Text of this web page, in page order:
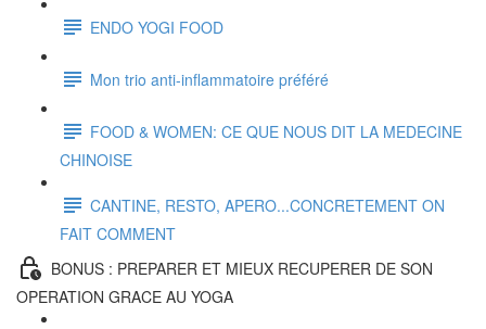
ENDO YOGI FOOD
Mon trio anti-inflammatoire préféré
FOOD & WOMEN: CE QUE NOUS DIT LA MEDECINE
CHINOISE
CANTINE, RESTO, APERO...CONCRETEMENT ON
FAIT COMMENT
BONUS : PREPARER ET MIEUX RECUPERER DE SON
OPERATION GRACE AU YOGA